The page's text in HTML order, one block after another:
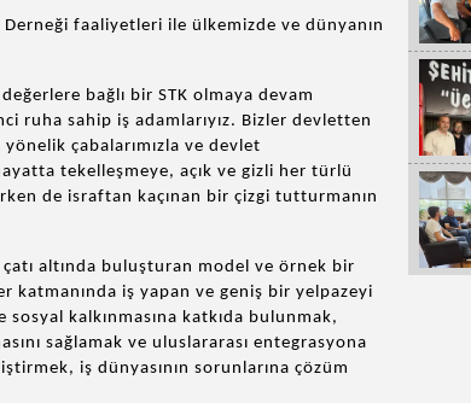
Derneği faaliyetleri ile ülkemizde ve dünyanın
bağlı bir STK olmaya devam
ruha sahip iş adamlarıyız. Bizler devletten
çabalarımızla ve devlet
tekelleşmeye, açık ve gizli her türlü
de israftan kaçınan bir çizgi tutturmanın
altında buluşturan model ve örnek bir
katmanında iş yapan ve geniş bir yelpazeyi
kalkınmasına katkıda bulunmak,
sağlamak ve uluslararası entegrasyona
iş dünyasının sorunlarına çözüm